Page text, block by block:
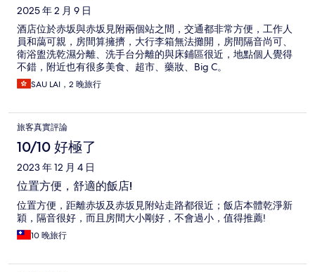
2025 年 2 月 9 日
酒店位於赤坂與赤坂見附兩個站之間，交通都非常方便，工作人
員和藹可親，房間算擁擠，大行李箱無法攤開，房間隔音尚可、
衛浴盥洗乾濕分離、洗手台分離的與床鋪區很近，地點個人覺得
不錯，附近也有很多美食、超市、藥妝、Big C。
SAU LAI，2 晚旅行
旅客真實評論
10/10 好極了
2023 年 12 月 4 日
位置方便，舒適的飯店!
位置方便，距離赤坂及赤坂見附站走路都很近；飯店本體乾淨新
穎，隔音很好，而且房間大小剛好，不會過小，值得推薦!
10 晚旅行